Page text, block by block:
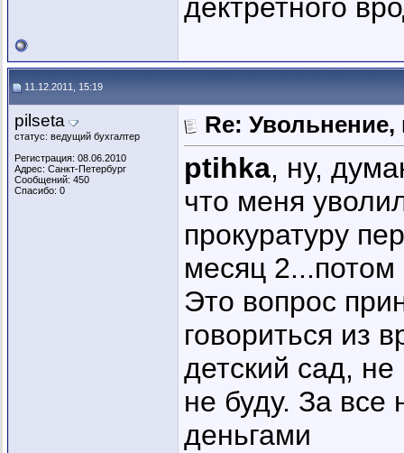
дектретного
11.12.2011, 15:19
pilseta
статус: ведущий бухгалтер
Регистрация: 08.06.2010
Адрес: Санкт-Петербург
Сообщений: 450
Спасибо: 0
Re:
ptihka, ну,
что меня
прокуратуру
месяц 2...потом
Это вопрос
говориться из
детский сад,
не буду. За все
деньгами